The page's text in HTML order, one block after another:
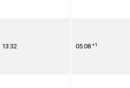
13:32 05:08 +1